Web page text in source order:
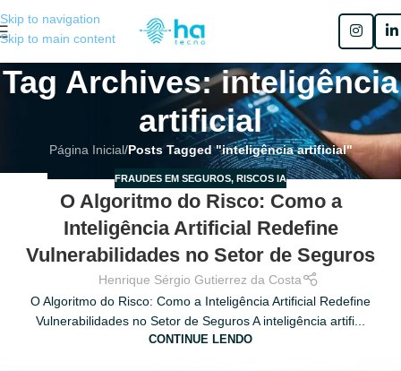
Skip to navigation
Skip to main content
Tag Archives: inteligência
artificial
Página Inicial/Posts Tagged "inteligência artificial"
FRAUDES EM SEGUROS, RISCOS IA
O Algoritmo do Risco: Como a
Inteligência Artificial Redefine
Vulnerabilidades no Setor de Seguros
Henrique Sérgio Gutierrez da Costa
O Algoritmo do Risco: Como a Inteligência Artificial Redefine
Vulnerabilidades no Setor de Seguros A inteligência artifi...
CONTINUE LENDO